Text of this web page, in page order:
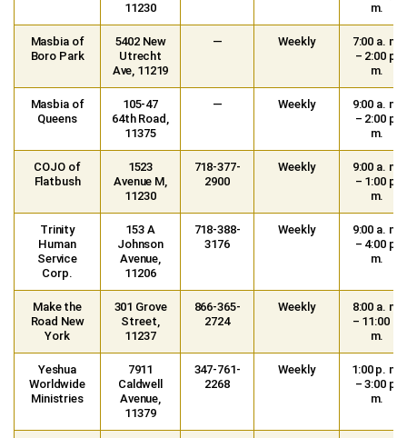
11230
m.
Masbia of
Boro Park
5402 New
Utrecht
Ave, 11219
— Weekly
7:00 a. m.
– 2:00 p.
m.
Masbia of
Queens
105-47
64th Road,
11375
— Weekly
9:00 a. m.
– 2:00 p.
m.
COJO of
Flatbush
1523
Avenue M,
11230
718-377-
2900
Weekly
9:00 a. m.
– 1:00 p.
m.
Trinity
Human
Service
Corp.
153 A
Johnson
Avenue,
11206
718-388-
3176
Weekly
9:00 a. m.
– 4:00 p.
m.
Make the
Road New
York
301 Grove
Street,
11237
866-365-
2724
Weekly
8:00 a. m.
– 11:00 a.
m.
Yeshua
Worldwide
Ministries
7911
Caldwell
Avenue,
11379
347-761-
2268
Weekly
1:00 p. m.
– 3:00 p.
m.